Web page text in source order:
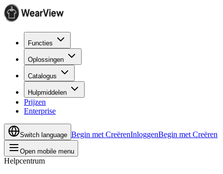
Functies
Oplossingen
Catalogus
Hulpmiddelen
Prijzen
Enterprise
Switch language Begin met CreërenInloggenBegin met Creëren
Open mobile menu
Helpcentrum